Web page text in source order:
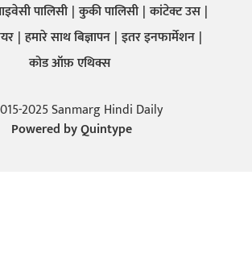
पालिसी कुकी पालिसी कांटेक्ट उस
हमारे साथ बिज्ञापन इतर इनफार्मेशन
कोड ऑफ़ एथिक्स
2025 Sanmarg Hindi Daily
Powered byQuintype